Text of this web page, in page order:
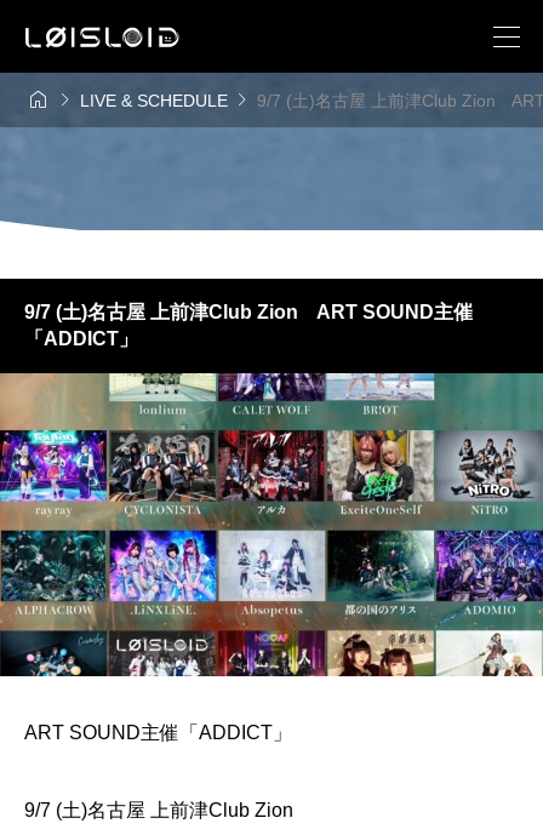
  LIVE & SCHEDULE  9/7 (土)名古屋 上前津Club Zion
9/7 (土)名古屋 上前津Club Zion ART SOUND主催
「ADDICT」
ART SOUND主催「ADDICT」
9/7 (土)名古屋 上前津Club Zion